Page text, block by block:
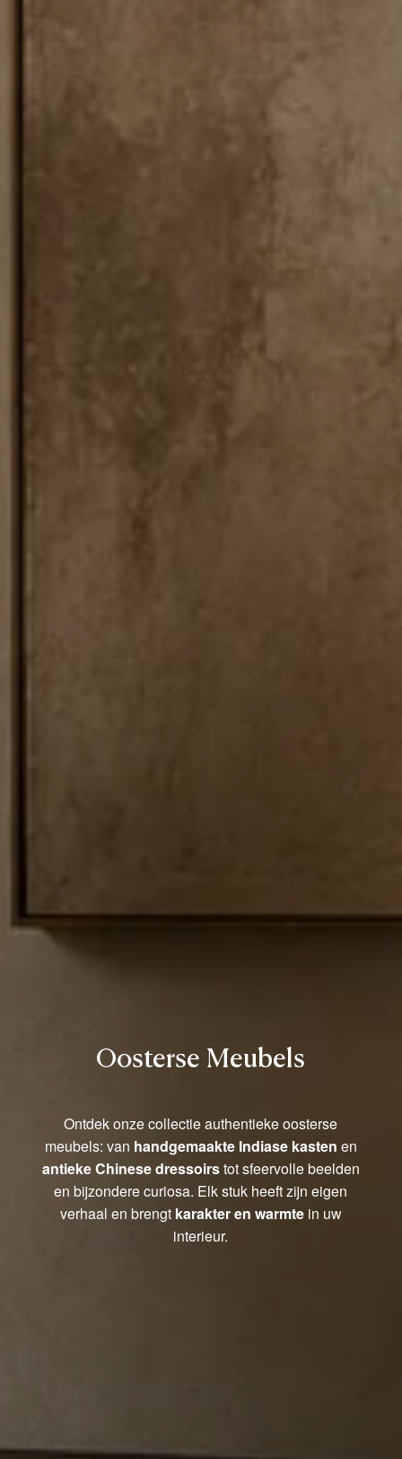
Oosterse Meubels
Ontdek onze collectie authentieke oosterse
meubels: van handgemaakte Indiase kasten en
antieke Chinese dressoirstot sfeervolle beelden
en bijzondere curiosa. Elk stuk heeft zijn eigen
verhaal en brengt karakter en warmte in uw
interieur.